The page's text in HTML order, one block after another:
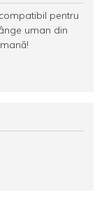
pentru
uman din